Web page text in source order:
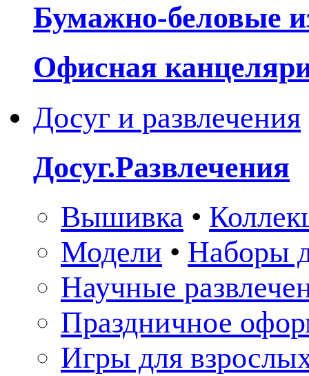
Бумажно-беловые
Офисная
Досуг и развлечения
Досуг.Развлечения
Вышивка •
Модели • Наборы
Научные
Праздничное
Игры для